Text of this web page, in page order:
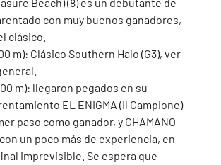
con muy buenos ganadores,
clásico.
m): Clásico Southern Halo (G3), ver
m): llegaron pegados en su
EL ENIGMA (Il Campione)
paso como ganador, y CHAMANO
con un poco más de experiencia, en
imprevisible. Se espera que